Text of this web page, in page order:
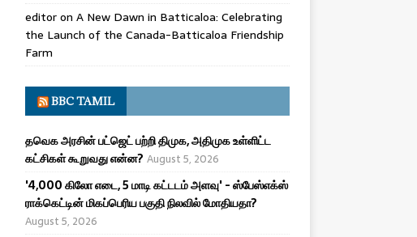
editoron A New Dawn in Batticaloa: Celebrating
the Launch of the Canada-Batticaloa Friendship
Farm
BBC TAMIL
தவெக அரசின் பட்ஜெட் பற்றி திமுக, அதிமுக உள்ளிட்ட
கட்சிகள் கூறுவது என்ன? August 5, 2026
'4,000 கிலோ எடை, 5 மாடி கட்டடம் அளவு' - ஸ்பேஸ்எக்ஸ்
ராக்கெட்டின் மிகப்பெரிய பகுதி நிலவில் மோதியதா?
August 5, 2026